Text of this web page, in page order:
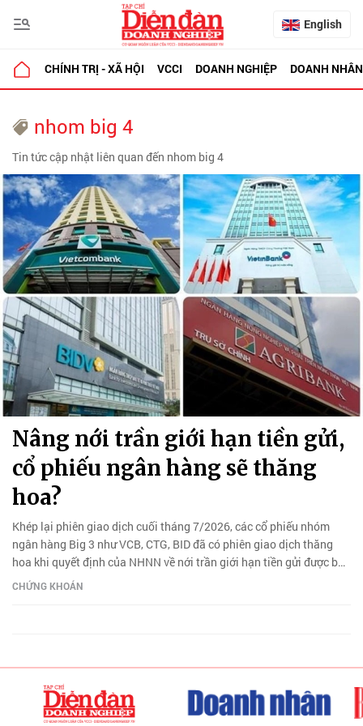
English
CHÍNH TRỊ - XÃ HỘI VCCI DOANH NGHIỆP DOANH NHÂN
nhom big 4
Tin tức cập nhật liên quan đến nhom big 4
Nâng nới trần giới hạn tiền gửi,
cổ phiếu ngân hàng sẽ thăng
hoa?
Khép lại phiên giao dịch cuối tháng 7/2026, các cổ phiếu nhóm
ngân hàng Big 3 như VCB, CTG, BID đã có phiên giao dịch thăng
hoa khi quyết định của NHNN về nới trần giới hạn tiền gửi được ban
hành.
CHỨNG KHOÁN